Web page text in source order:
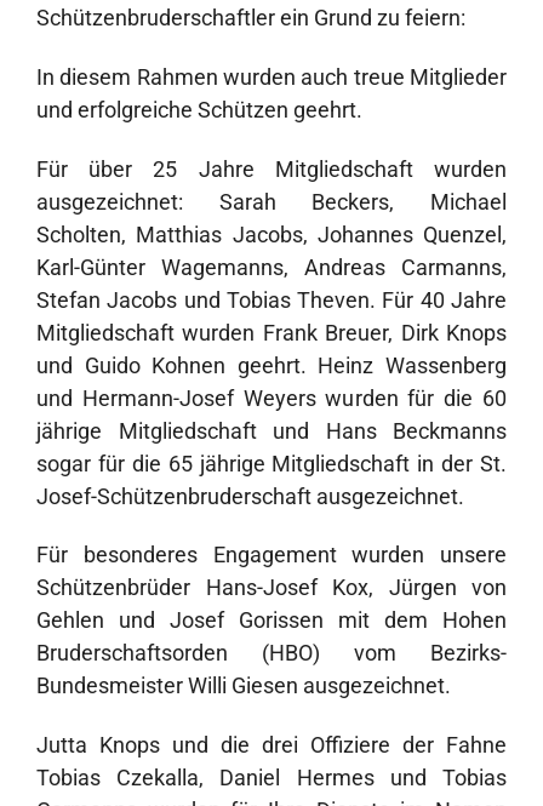
Schützenbruderschaftler ein Grund zu feiern:
In diesem Rahmen wurden auch treue Mitglieder
und erfolgreiche Schützen geehrt.
Für über 25 Jahre Mitgliedschaft wurden
ausgezeichnet: Sarah Beckers, Michael
Scholten, Matthias Jacobs, Johannes Quenzel,
Karl-Günter Wagemanns, Andreas Carmanns,
Stefan Jacobs und Tobias Theven. Für 40 Jahre
Mitgliedschaft wurden Frank Breuer, Dirk Knops
und Guido Kohnen geehrt. Heinz Wassenberg
und Hermann-Josef Weyers wurden für die 60
jährige Mitgliedschaft und Hans Beckmanns
sogar für die 65 jährige Mitgliedschaft in der St.
Josef-Schützenbruderschaft ausgezeichnet.
Für besonderes Engagement wurden unsere
Schützenbrüder Hans-Josef Kox, Jürgen von
Gehlen und Josef Gorissen mit dem Hohen
Bruderschaftsorden (HBO) vom Bezirks-
Bundesmeister Willi Giesen ausgezeichnet.
Jutta Knops und die drei Offiziere der Fahne
Tobias Czekalla, Daniel Hermes und Tobias